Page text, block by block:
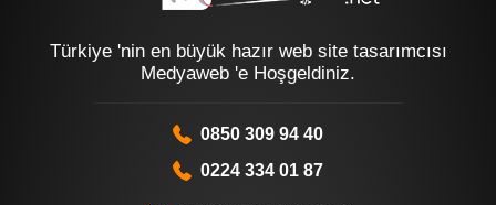
Türkiye 'nin en büyük hazır web site tasarımcısı
Medyaweb 'e Hoşgeldiniz.
0850 309 94 40
0224 334 01 87